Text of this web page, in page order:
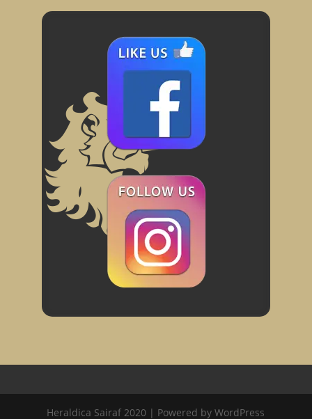
Heraldica Sairaf 2020 | Powered by WordPress